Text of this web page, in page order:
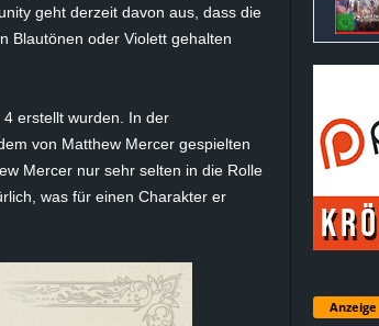
geht derzeit davon aus, dass die
Blautönen oder Violett gehalten
erstellt wurden. In der
von Matthew Mercer gespielten
Mercer nur sehr selten in die Rolle
was für einen Charakter er
Anzeige